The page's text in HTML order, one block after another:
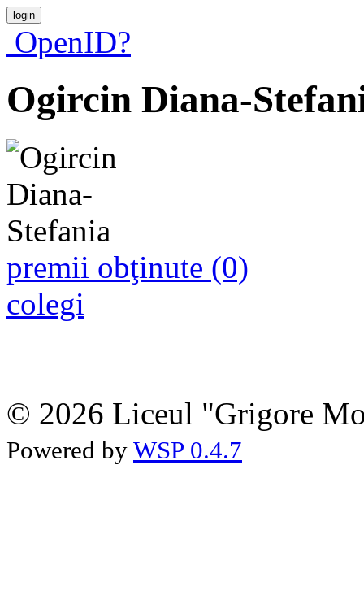
OpenID?
Ogircin Diana-
premii obţinute (0)
colegi
© 2026 Liceul "Grigore
Powered by WSP 0.4.7